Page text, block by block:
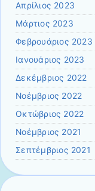
Απρίλιος 2023
Μάρτιος 2023
Φεβρουάριος 2023
Ιανουάριος 2023
Δεκέμβριος 2022
Νοέμβριος 2022
Οκτώβριος 2022
Νοέμβριος 2021
Σεπτέμβριος 2021